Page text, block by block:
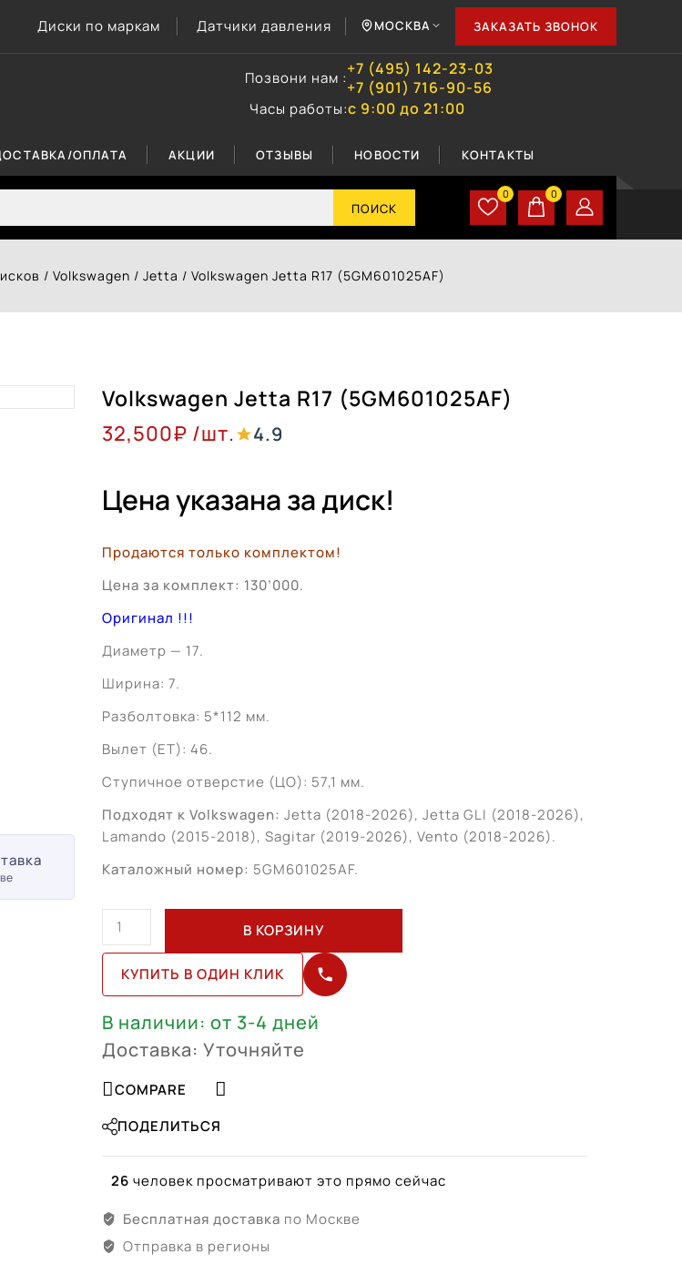
Диски по маркам Датчики давления МОСКВА ЗАКАЗАТЬ ЗВОНОК
Позвони нам :+7 (495) 142-23-03
+7 (901) 716-90-56
Часы работы:с 9:00 до 21:00
ОПЛАТА АКЦИИ ОТЗЫВЫ НОВОСТИ КОНТАКТЫ
ПОИСК
0 0
/ Volkswagen / Jetta / Volkswagen Jetta R17 (5GM601025AF)
Volkswagen Jetta R17 (5GM601025AF)
32,500₽ /шт. 4.9
Цена указана за диск!
Продаются только комплектом!
Цена за комплект: 130’000.
Оригинал !!!
Диаметр — 17.
Ширина: 7.
Разболтовка: 5*112 мм.
Вылет (ET): 46.
Ступичное отверстие (ЦО): 57,1 мм.
Подходят к Volkswagen: Jetta (2018-2026), Jetta GLI (2018-2026),
Lamando (2015-2018), Sagitar (2019-2026), Vento (2018-2026).
Каталожный номер: 5GM601025AF.
Количество
товара
Volkswagen
Jetta
(5GM601025AF)
В КОРЗИНУ
КУПИТЬ В ОДИН КЛИК
В наличии: от 3-4 дней
Доставка: Уточняйте
COMPARE
ПОДЕЛИТЬСЯ
26 человек просматривают это прямо сейчас
Бесплатная доставка по Москве
Отправка в регионы